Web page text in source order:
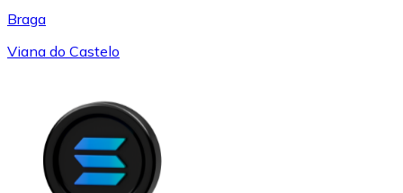
Braga
Viana do Castelo